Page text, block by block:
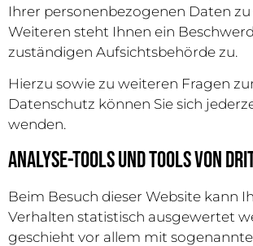
Ihrer personenbezogenen Daten zu
Weiteren steht Ihnen ein
zuständigen Aufsichtsbehörde zu.
Hierzu sowie zu weiteren Fragen
Datenschutz können Sie sich
wenden.
Analyse-Tools und Tools von
Beim Besuch dieser Website kann
Verhalten statistisch ausgewertet
geschieht vor allem mit